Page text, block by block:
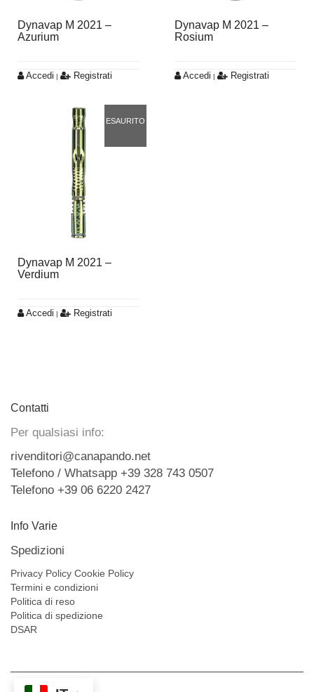
Dynavap M 2021 –
Azurium
Accedi | Registrati
Dynavap M 2021 –
Rosium
Accedi | Registrati
ESAURITO
Dynavap M 2021 –
Verdium
Accedi | Registrati
Contatti
Per qualsiasi info:
rivenditori@canapando.net
Telefono / Whatsapp +39 328 743 0507
Telefono +39 06 6220 2427
Info Varie
Spedizioni
Privacy Policy Cookie Policy
Termini e condizioni
Politica di reso
Politica di spedizione
DSAR